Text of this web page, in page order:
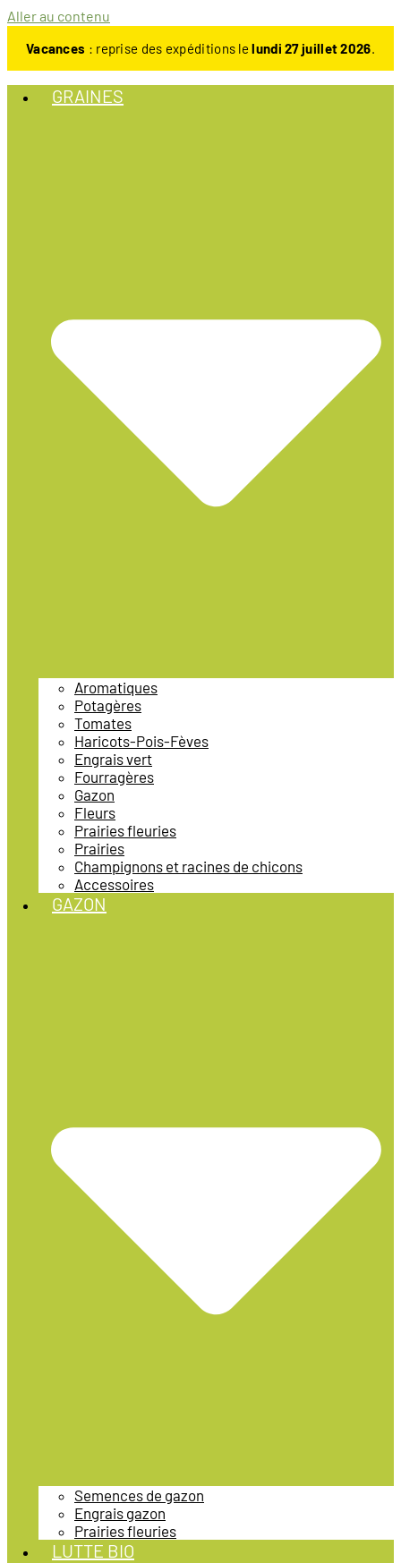
Aller au contenu
Vacances : reprise des expéditions lelundi 27 juillet 2026.
GRAINES
Aromatiques
Potagères
Tomates
Haricots-Pois-Fèves
Engrais vert
Fourragères
Gazon
Fleurs
Prairies fleuries
Prairies
Champignons et racines de chicons
Accessoires
GAZON
Semences de gazon
Engrais gazon
Prairies fleuries
LUTTE BIO